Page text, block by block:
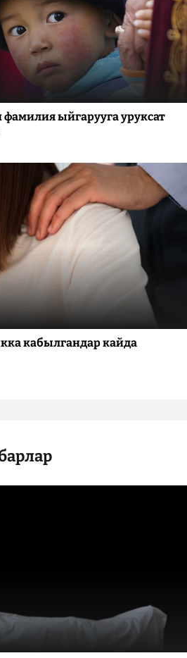
ыйгарууга уруксат
кабылгандар кайда